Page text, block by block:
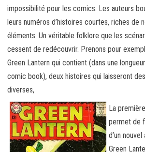
impossibilité pour les comics. Les auteurs
leurs numéros d’histoires courtes, riches de
éléments. Un véritable folklore que les
cessent de redécouvrir. Prenons pour
Green Lantern qui contient (dans une
comic book), deux histoires qui laisseront
diverses,
La
permet de
d’un
Green